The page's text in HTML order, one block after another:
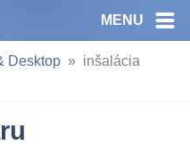
MENU
Desktop
inšalácia